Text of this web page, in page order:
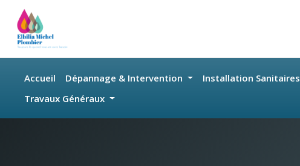
Skip to main content
Accueil Dépannage & Intervention Installation Sanitaires
Travaux Généraux